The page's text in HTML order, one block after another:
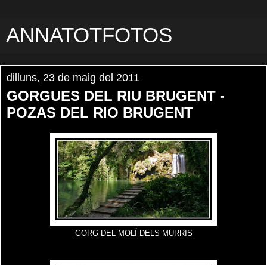
ANNATOTFOTOS
dilluns, 23 de maig del 2011
GORGUES DEL RIU BRUGENT -
POZAS DEL RIO BRUGENT
GORG DEL MOLÍ DELS MURRIS